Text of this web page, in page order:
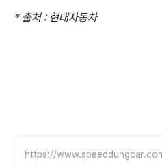
* 출처 : 현대자동차
https://